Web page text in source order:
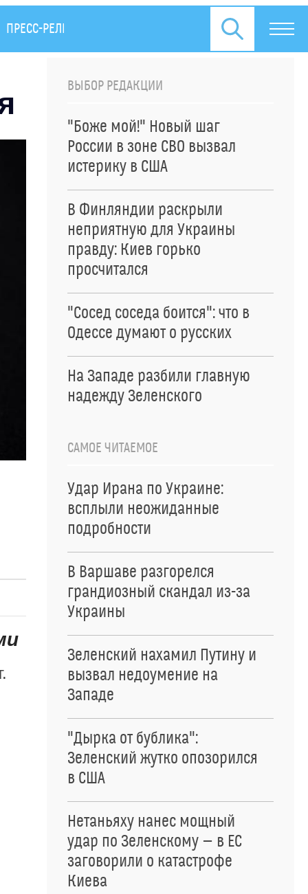
ПРЕСС-РЕЛИЗЫ
ВЫБОР РЕДАКЦИИ
"Боже мой!" Новый шаг
России в зоне СВО вызвал
истерику в США
В Финляндии раскрыли
неприятную для Украины
правду: Киев горько
просчитался
"Сосед соседа боится": что в
Одессе думают о русских
На Западе разбили главную
надежду Зеленского
САМОЕ ЧИТАЕМОЕ
Удар Ирана по Украине:
всплыли неожиданные
подробности
В Варшаве разгорелся
грандиозный скандал из-за
Украины
Зеленский нахамил Путину и
вызвал недоумение на
Западе
"Дырка от бублика":
Зеленский жутко опозорился
в США
Нетаньяху нанес мощный
удар по Зеленскому — в ЕС
заговорили о катастрофе
Киева